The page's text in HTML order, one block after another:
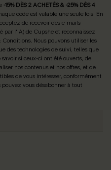
-15% DÈS 2 ACHETÉS & -25% DÈS 4
code est valable une seule fois. En
de recevoir des e-mails
par l'IA) de Cupshe et reconnaissez
Conditions. Nous pouvons utiliser les
des technologies de suivi, telles que
si ceux-ci ont été ouverts, de
nos contenus et nos offres, et de
de vous intéresser, conformément
pouvez vous désabonner à tout